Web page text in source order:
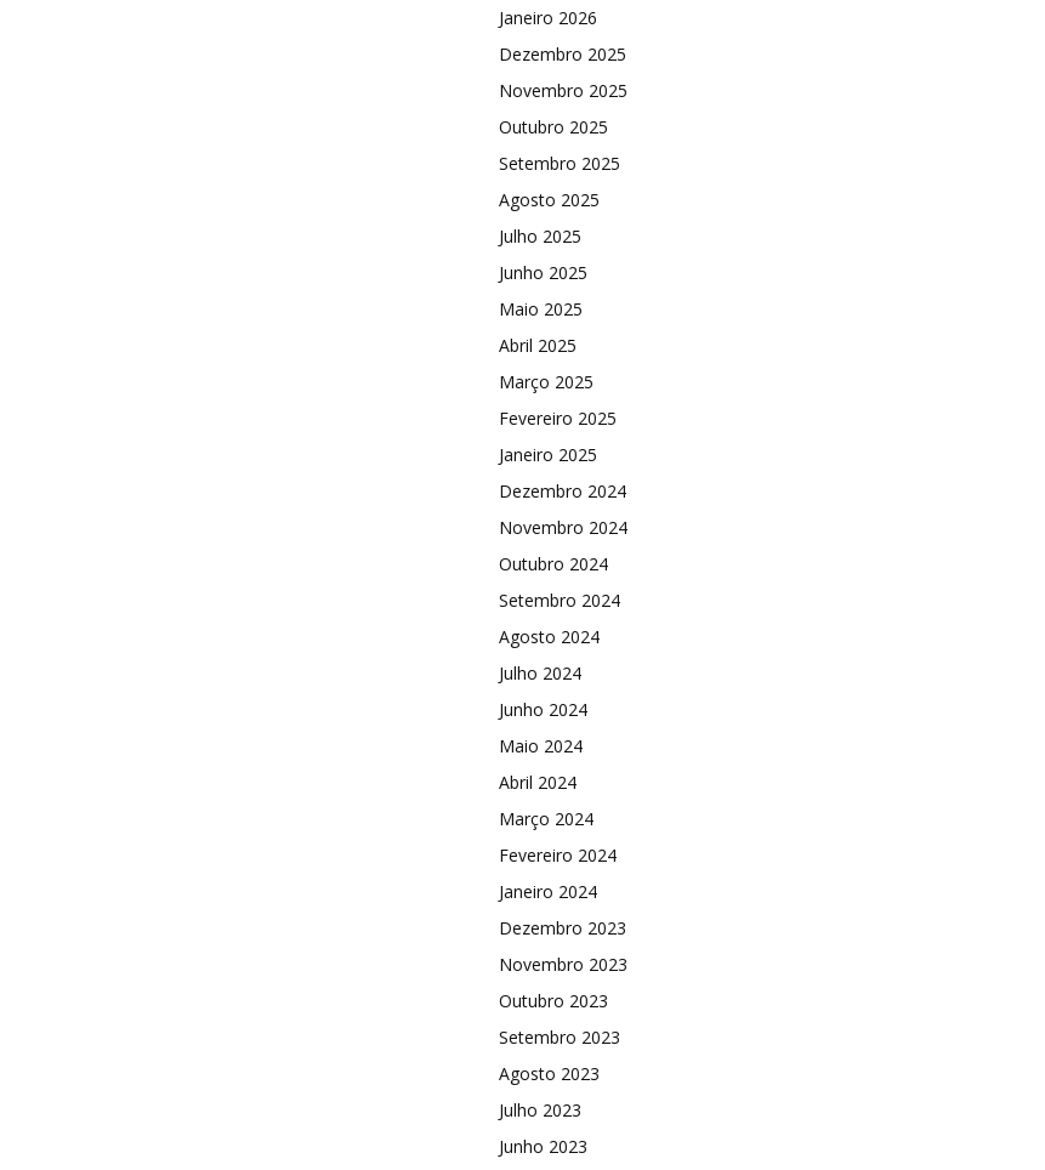
Janeiro 2026
Dezembro 2025
Novembro 2025
Outubro 2025
Setembro 2025
Agosto 2025
Julho 2025
Junho 2025
Maio 2025
Abril 2025
Março 2025
Fevereiro 2025
Janeiro 2025
Dezembro 2024
Novembro 2024
Outubro 2024
Setembro 2024
Agosto 2024
Julho 2024
Junho 2024
Maio 2024
Abril 2024
Março 2024
Fevereiro 2024
Janeiro 2024
Dezembro 2023
Novembro 2023
Outubro 2023
Setembro 2023
Agosto 2023
Julho 2023
Junho 2023